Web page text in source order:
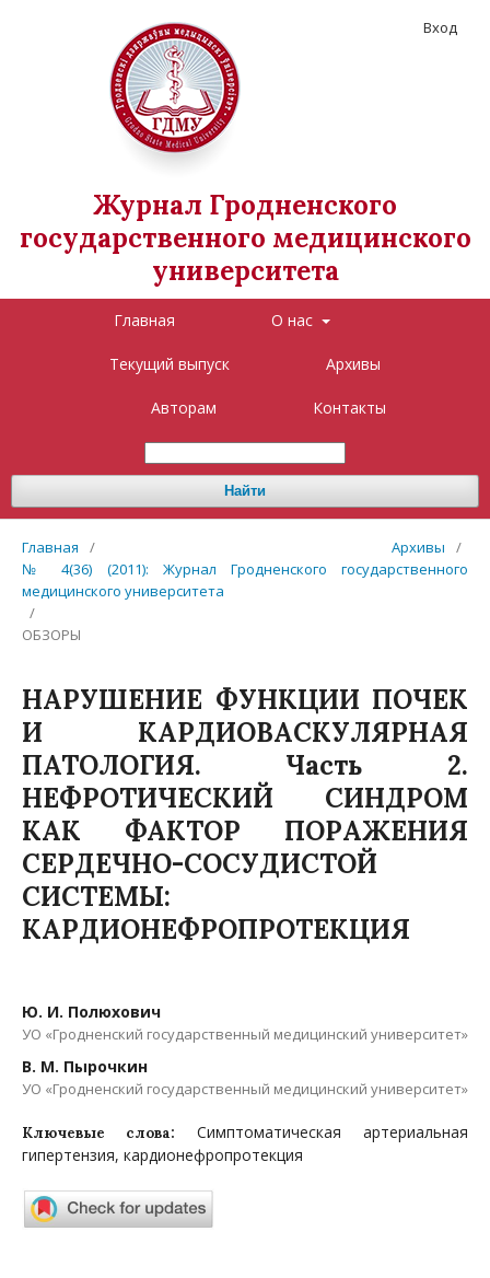
Журнал Гродненского
государственного медицинского
университета
Главная О нас
Текущий выпуск Архивы
Авторам Контакты
Найти
Вход
Главная / Архивы
/
№ 4(36) (2011): Журнал Гродненского государственного
медицинского университета
/
ОБЗОРЫ
НАРУШЕНИЕ ФУНКЦИИ ПОЧЕК
И КАРДИОВАСКУЛЯРНАЯ
ПАТОЛОГИЯ. Часть 2.
НЕФРОТИЧЕСКИЙ СИНДРОМ
КАК ФАКТОР ПОРАЖЕНИЯ
СЕРДЕЧНО-СОСУДИСТОЙ
СИСТЕМЫ:
КАРДИОНЕФРОПРОТЕКЦИЯ
Ю. И. Полюхович
УО «Гродненский государственный медицинский университет»
В. М. Пырочкин
УО «Гродненский государственный медицинский университет»
Ключевые слова: Симптоматическая артериальная
гипертензия, кардионефропротекция